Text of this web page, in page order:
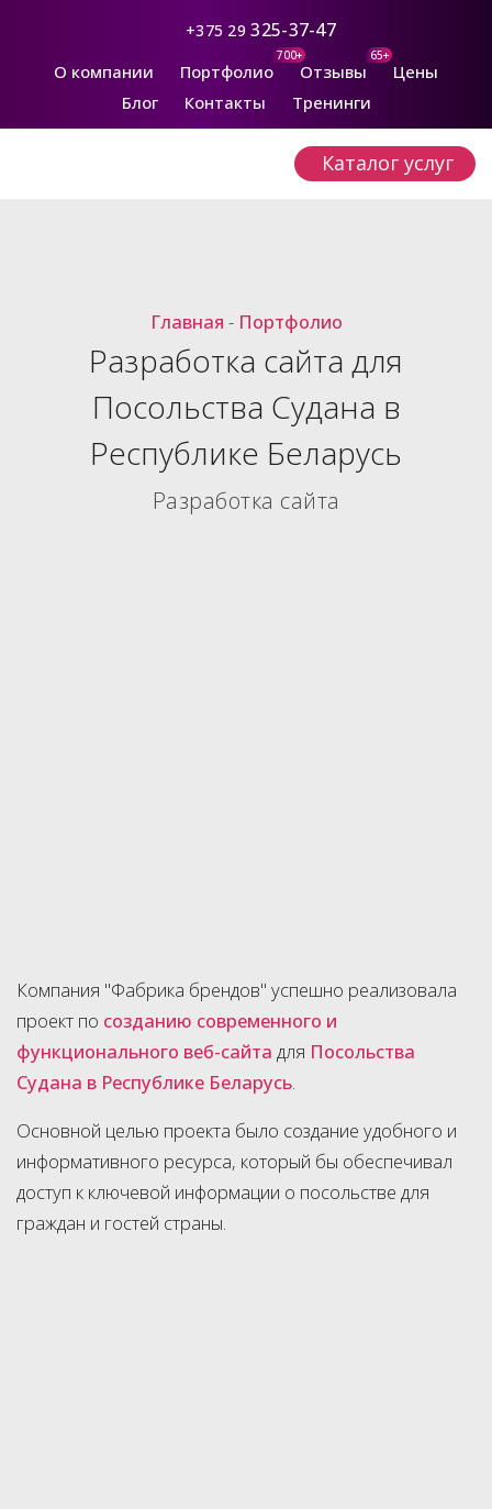
+375 29325-37-47
О компании Портфолио
700+
Отзывы
65+
Цены
Блог
Контакты Тренинги
Каталог услуг
Главная - Портфолио
Разработка сайта для
Посольства Судана в
Республике Беларусь
Разработка сайта
Компания "Фабрика брендов" успешно реализовала
проект по созданию современного и
функционального веб-сайта для Посольства
Судана в Республике Беларусь.
Основной целью проекта было создание удобного и
информативного ресурса, который бы обеспечивал
доступ к ключевой информации о посольстве для
граждан и гостей страны.